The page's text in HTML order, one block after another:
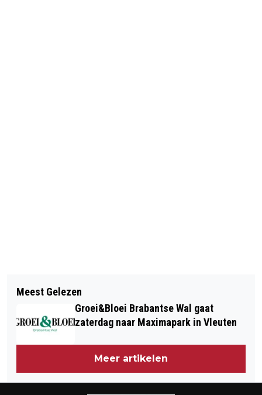
CAMERA IN POLITIEVOERTUIGEN IN
DISTRICT DE MARKIEZATEN
BRAVIS EN ETZ BUNDELEN KRACHTEN
IN PATHOLOGIE
Meest Gelezen
Groei&Bloei Brabantse Wal gaat
zaterdag naar Maximapark in Vleuten
Meer artikelen